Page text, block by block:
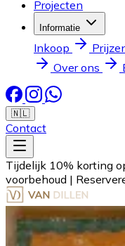
Projecten
Informatie
Inkoop
Over ons
🇳🇱
Contact
Tijdelijk 10% korting
voorbehoud |